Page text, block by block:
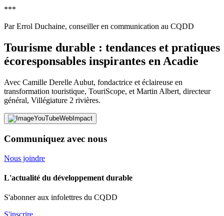
***
Par Errol Duchaine, conseiller en communication au CQDD
Tourisme durable : tendances et pratiques
écoresponsables inspirantes en Acadie
Avec Camille Derelle Aubut, fondactrice et éclaireuse en
transformation touristique, TouriScope, et Martin Albert, directeur
général, Villégiature 2 rivières.
Communiquez avec nous
Nous joindre
L'actualité du développement durable
S'abonner aux infolettres du CQDD